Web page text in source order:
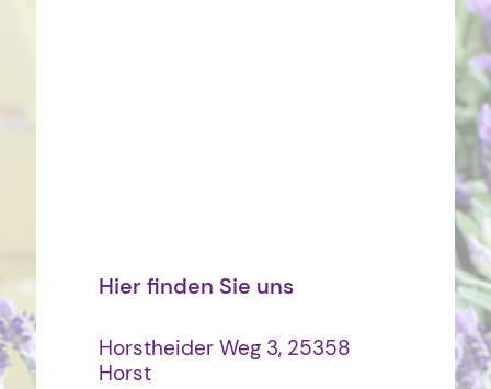
Hier finden Sie uns
Horstheider Weg 3, 25358
Horst